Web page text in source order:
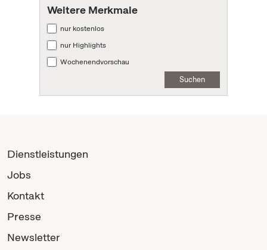
Weitere Merkmale
nur kostenlos
nur Highlights
Wochenendvorschau
Suchen
Dienstleistungen
Jobs
Kontakt
Presse
Newsletter